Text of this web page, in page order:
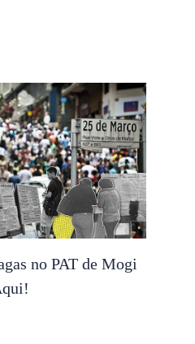
no PAT de Mogi